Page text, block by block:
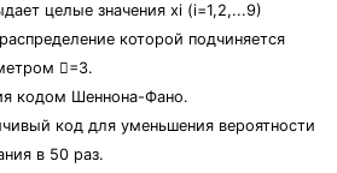
целые значения xi (i=1,2,...9)
которой подчиняется
=3.
кодом Шеннона-Фано.
код для уменьшения вероятности
в 50 раз.